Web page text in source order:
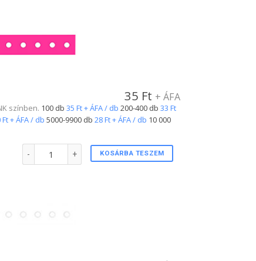
35 Ft + ÁFA
színben. 100 db 35 Ft + ÁFA / db 200-400 db 33 Ft
Ft + ÁFA / db 5000-9900 db 28 Ft + ÁFA / db 10 000
KOSÁRBA TESZEM
Plastic csuklópánt PINK színben mennyiség